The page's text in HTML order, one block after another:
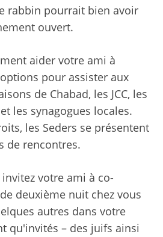
rabbin pourrait bien avoir
ouvert.
aider votre ami à
pour assister aux
de Chabad, les JCC, les
les synagogues locales.
les Seders se présentent
de rencontres.
votre ami à co-
deuxième nuit chez vous
autres dans votre
qu'invités – des juifs ainsi